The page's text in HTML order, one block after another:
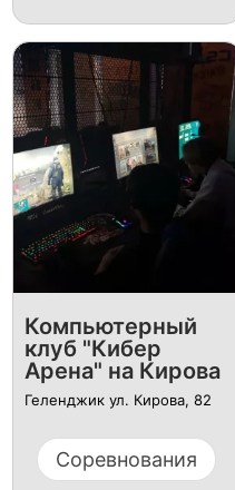
Компьютерный
клуб "Кибер
Арена" на Кирова
Геленджик ул. Кирова, 82
Соревнования